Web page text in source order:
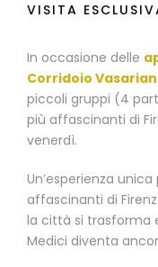
VISITA
In occasione delle
Corridoio
piccoli gruppi (4
più affascinanti di
venerdì.
Un’esperienza
affascinanti di
la città si trasforma
Medici diventa